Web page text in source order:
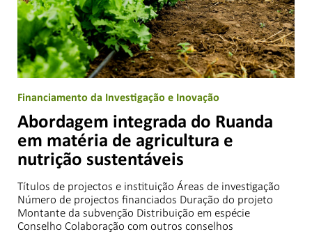
Financiamento da Investigação e Inovação
Abordagem integrada do Ruanda
em matéria de agricultura e
nutrição sustentáveis
Títulos de projectos e instituição Áreas de investigação
Número de projectos financiados Duração do projeto
Montante da subvenção Distribuição em espécie
Conselho Colaboração com outros conselhos